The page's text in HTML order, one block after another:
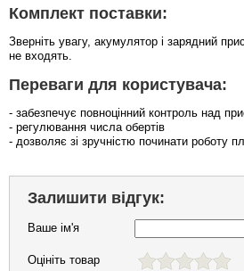
Комплект поставки:
Зверніть увагу, акумулятор і зарядний
не входять.
Переваги для користувача:
- забезпечує повноцінний контроль над
- регулювання числа обертів
- дозволяє зі зручністю починати роботу
Залишити відгук:
Ваше ім'я
Оцініть товар